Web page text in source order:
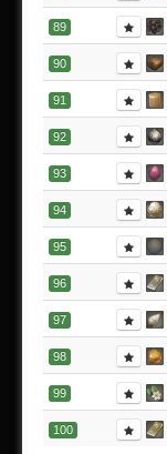
89
90
91
92
93
94
95
96
97
98
99
100